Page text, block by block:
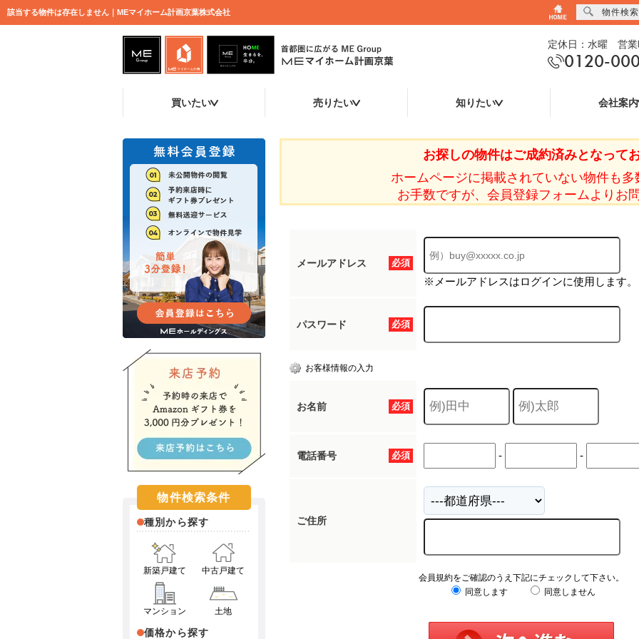
該当する物件は存在しません｜MEマイホーム計画京葉株式会社
定休日：水曜 営業
0120-
買いたい 売りたい 知りたい 会社案内
お探しの物件はご成約済みとなってお
ホームページに掲載されていない物件も多
お手数ですが、会員登録フォームよりお
必須
メールアドレス
※メールアドレスはログインに使用します。
必須
パスワード
お客様情報の入力
必須
お名前
必須
電話番号 - -
ご住所
会員規約をご確認のうえ下記にチェックして下さい。
同意します
同意しません
物件検索条件
種別から探す
新築戸建て 中古戸建て
マンション 土地
価格から探す
物件検索